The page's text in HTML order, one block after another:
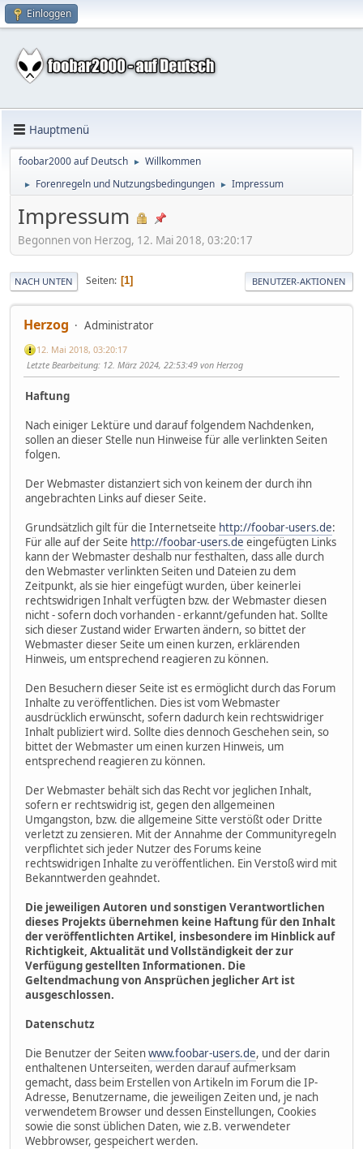
Einloggen
Hauptmenü
foobar2000 auf Deutsch ► Willkommen
► Forenregeln und Nutzungsbedingungen ► Impressum
Impressum
Begonnen von Herzog, 12. Mai 2018, 03:20:17
NACH UNTEN Seiten 1 BENUTZER-AKTIONEN
Herzog Administrator
12. Mai 2018, 03:20:17
Letzte Bearbeitung: 12. März 2024, 22:53:49 von Herzog
Haftung
Nach einiger Lektüre und darauf folgendem Nachdenken,
sollen an dieser Stelle nun Hinweise für alle verlinkten Seiten
folgen.
Der Webmaster distanziert sich von keinem der durch ihn
angebrachten Links auf dieser Seite.
Grundsätzlich gilt für die Internetseite http://foobar-users.de:
Für alle auf der Seite http://foobar-users.de eingefügten Links
kann der Webmaster deshalb nur festhalten, dass alle durch
den Webmaster verlinkten Seiten und Dateien zu dem
Zeitpunkt, als sie hier eingefügt wurden, über keinerlei
rechtswidrigen Inhalt verfügten bzw. der Webmaster diesen
nicht - sofern doch vorhanden - erkannt/gefunden hat. Sollte
sich dieser Zustand wider Erwarten ändern, so bittet der
Webmaster dieser Seite um einen kurzen, erklärenden
Hinweis, um entsprechend reagieren zu können.
Den Besuchern dieser Seite ist es ermöglicht durch das Forum
Inhalte zu veröffentlichen. Dies ist vom Webmaster
ausdrücklich erwünscht, sofern dadurch kein rechtswidriger
Inhalt publiziert wird. Sollte dies dennoch Geschehen sein, so
bittet der Webmaster um einen kurzen Hinweis, um
entsprechend reagieren zu können.
Der Webmaster behält sich das Recht vor jeglichen Inhalt,
sofern er rechtswidrig ist, gegen den allgemeinen
Umgangston, bzw. die allgemeine Sitte verstößt oder Dritte
verletzt zu zensieren. Mit der Annahme der Communityregeln
verpflichtet sich jeder Nutzer des Forums keine
rechtswidrigen Inhalte zu veröffentlichen. Ein Verstoß wird mit
Bekanntwerden geahndet.
Die jeweiligen Autoren und sonstigen Verantwortlichen
dieses Projekts übernehmen keine Haftung für den Inhalt
der veröffentlichten Artikel, insbesondere im Hinblick auf
Richtigkeit, Aktualität und Vollständigkeit der zur
Verfügung gestellten Informationen. Die
Geltendmachung von Ansprüchen jeglicher Art ist
ausgeschlossen.
Datenschutz
Die Benutzer der Seitenwww.foobar-users.de, und der darin
enthaltenen Unterseiten, werden darauf aufmerksam
gemacht, dass beim Erstellen von Artikeln im Forum die IP-
Adresse, Benutzername, die jeweiligen Zeiten und, je nach
verwendetem Browser und dessen Einstellungen, Cookies
sowie die sonst üblichen Daten, wie z.B. verwendeter
Webbrowser, gespeichert werden.